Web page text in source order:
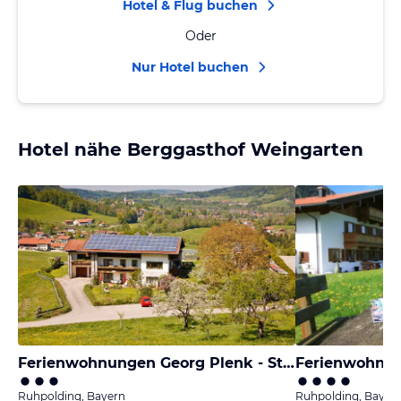
Hotel & Flug buchen
Oder
Nur Hotel buchen
Hotel nähe Berggasthof Weingarten
Ferienwohnungen Georg Plenk - Stockreit
Ruhpolding, Bayern Ruhpolding,